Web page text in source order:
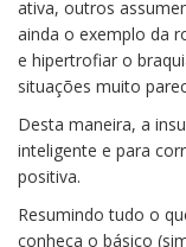
ativa, outros
ainda o exemplo da
e hipertrofiar o
situações muito
Desta maneira, a
inteligente e para
positiva.
Resumindo tudo o
conheça o básico